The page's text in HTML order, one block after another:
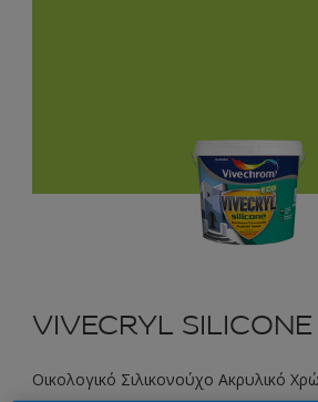
VIVECRYL
Οικολογικό Σιλικονούχο Ακρυλικό